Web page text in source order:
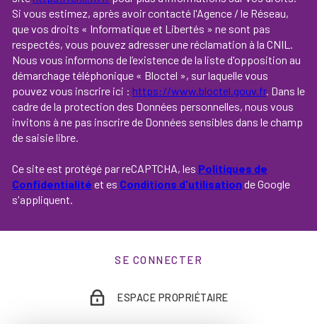
Si vous estimez, après avoir contacté l'Agence / le Réseau,
que vos droits « Informatique et Libertés » ne sont pas
respectés, vous pouvez adresser une réclamation à la CNIL.
Nous vous informons de l’existence de la liste d'opposition au
démarchage téléphonique « Bloctel », sur laquelle vous
pouvez vous inscrire ici : https://www.bloctel.gouv.fr. Dans le
cadre de la protection des Données personnelles, nous vous
invitons à ne pas inscrire de Données sensibles dans le champ
de saisie libre.
Ce site est protégé par reCAPTCHA, les Politiques de
Confidentialité et es Conditions d'utilisationde Google
s'appliquent.
SE CONNECTER
ESPACE PROPRIÉTAIRE